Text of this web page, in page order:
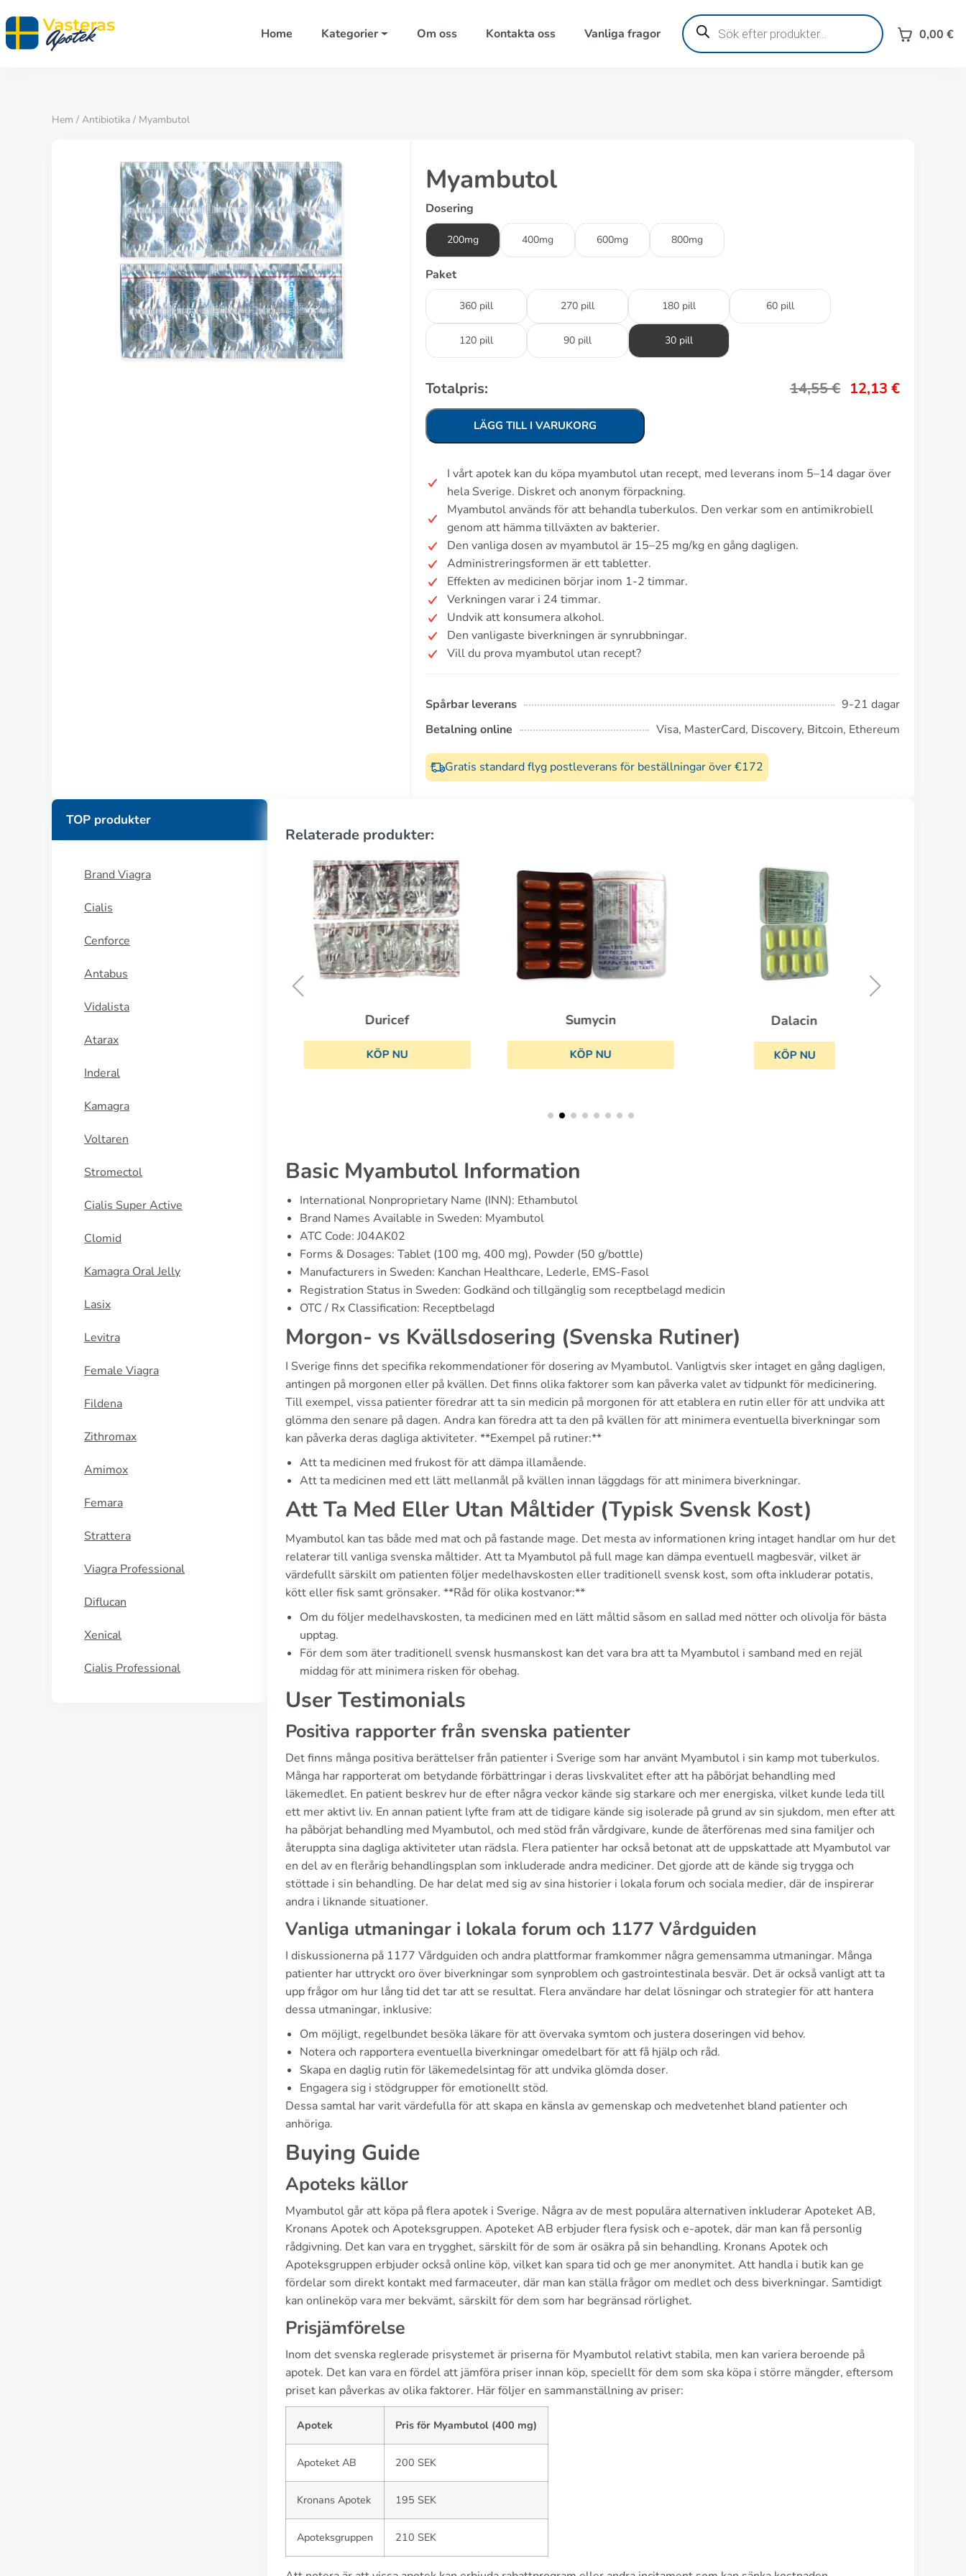
Home Kategorier Om oss Kontakta oss Vanliga fragor
Produktsökning
0,00 €
Hem / Antibiotika / Myambutol
Myambutol
Dosering
200mg 400mg 600mg 800mg
Paket
360 pill 270 pill 180 pill 60 pill
120 pill 90 pill 30 pill
Totalpris: 14,55€ 12,13 €
LÄGG TILL I VARUKORG
I vårt apotek kan du köpa myambutol utan recept, med leverans inom 5–14 dagar över
hela Sverige. Diskret och anonym förpackning.
Myambutol används för att behandla tuberkulos. Den verkar som en antimikrobiell
genom att hämma tillväxten av bakterier.
Den vanliga dosen av myambutol är 15–25 mg/kg en gång dagligen.
Administreringsformen är ett tabletter.
Effekten av medicinen börjar inom 1-2 timmar.
Verkningen varar i 24 timmar.
Undvik att konsumera alkohol.
Den vanligaste biverkningen är synrubbningar.
Vill du prova myambutol utan recept?
Spårbar leverans
9-21 dagar
Betalning online
Visa, MasterCard, Discovery, Bitcoin, Ethereum
Gratis standard flyg postleverans för beställningar över €172
TOP produkter
Brand Viagra
Cialis
Cenforce
Antabus
Vidalista
Atarax
Inderal
Kamagra
Voltaren
Stromectol
Cialis Super Active
Clomid
Kamagra Oral Jelly
Lasix
Levitra
Female Viagra
Fildena
Zithromax
Amimox
Femara
Strattera
Viagra Professional
Diflucan
Xenical
Cialis Professional
Relaterade produkter:
Duricef
KÖP NU
Sumycin
KÖP NU
Dalacin
KÖP NU
Basic Myambutol Information
International Nonproprietary Name (INN): Ethambutol
Brand Names Available in Sweden: Myambutol
ATC Code: J04AK02
Forms & Dosages: Tablet (100 mg, 400 mg), Powder (50 g/bottle)
Manufacturers in Sweden: Kanchan Healthcare, Lederle, EMS-Fasol
Registration Status in Sweden: Godkänd och tillgänglig som receptbelagd medicin
OTC / Rx Classification: Receptbelagd
Morgon- vs Kvällsdosering (Svenska Rutiner)
I Sverige finns det specifika rekommendationer för dosering av Myambutol. Vanligtvis sker intaget en gång dagligen,
antingen på morgonen eller på kvällen. Det finns olika faktorer som kan påverka valet av tidpunkt för medicinering.
Till exempel, vissa patienter föredrar att ta sin medicin på morgonen för att etablera en rutin eller för att undvika att
glömma den senare på dagen. Andra kan föredra att ta den på kvällen för att minimera eventuella biverkningar som
kan påverka deras dagliga aktiviteter. **Exempel på rutiner:**
Att ta medicinen med frukost för att dämpa illamående.
Att ta medicinen med ett lätt mellanmål på kvällen innan läggdags för att minimera biverkningar.
Att Ta Med Eller Utan Måltider (Typisk Svensk Kost)
Myambutol kan tas både med mat och på fastande mage. Det mesta av informationen kring intaget handlar om hur det
relaterar till vanliga svenska måltider. Att ta Myambutol på full mage kan dämpa eventuell magbesvär, vilket är
värdefullt särskilt om patienten följer medelhavskosten eller traditionell svensk kost, som ofta inkluderar potatis,
kött eller fisk samt grönsaker. **Råd för olika kostvanor:**
Om du följer medelhavskosten, ta medicinen med en lätt måltid såsom en sallad med nötter och olivolja för bästa
upptag.
För dem som äter traditionell svensk husmanskost kan det vara bra att ta Myambutol i samband med en rejäl
middag för att minimera risken för obehag.
User Testimonials
Positiva rapporter från svenska patienter
Det finns många positiva berättelser från patienter i Sverige som har använt Myambutol i sin kamp mot tuberkulos.
Många har rapporterat om betydande förbättringar i deras livskvalitet efter att ha påbörjat behandling med
läkemedlet. En patient beskrev hur de efter några veckor kände sig starkare och mer energiska, vilket kunde leda till
ett mer aktivt liv. En annan patient lyfte fram att de tidigare kände sig isolerade på grund av sin sjukdom, men efter att
ha påbörjat behandling med Myambutol, och med stöd från vårdgivare, kunde de återförenas med sina familjer och
återuppta sina dagliga aktiviteter utan rädsla. Flera patienter har också betonat att de uppskattade att Myambutol var
en del av en flerårig behandlingsplan som inkluderade andra mediciner. Det gjorde att de kände sig trygga och
stöttade i sin behandling. De har delat med sig av sina historier i lokala forum och sociala medier, där de inspirerar
andra i liknande situationer.
Vanliga utmaningar i lokala forum och 1177 Vårdguiden
I diskussionerna på 1177 Vårdguiden och andra plattformar framkommer några gemensamma utmaningar. Många
patienter har uttryckt oro över biverkningar som synproblem och gastrointestinala besvär. Det är också vanligt att ta
upp frågor om hur lång tid det tar att se resultat. Flera användare har delat lösningar och strategier för att hantera
dessa utmaningar, inklusive:
Om möjligt, regelbundet besöka läkare för att övervaka symtom och justera doseringen vid behov.
Notera och rapportera eventuella biverkningar omedelbart för att få hjälp och råd.
Skapa en daglig rutin för läkemedelsintag för att undvika glömda doser.
Engagera sig i stödgrupper för emotionellt stöd.
Dessa samtal har varit värdefulla för att skapa en känsla av gemenskap och medvetenhet bland patienter och
anhöriga.
Buying Guide
Apoteks källor
Myambutol går att köpa på flera apotek i Sverige. Några av de mest populära alternativen inkluderar Apoteket AB,
Kronans Apotek och Apoteksgruppen. Apoteket AB erbjuder flera fysisk och e-apotek, där man kan få personlig
rådgivning. Det kan vara en trygghet, särskilt för de som är osäkra på sin behandling. Kronans Apotek och
Apoteksgruppen erbjuder också online köp, vilket kan spara tid och ge mer anonymitet. Att handla i butik kan ge
fördelar som direkt kontakt med farmaceuter, där man kan ställa frågor om medlet och dess biverkningar. Samtidigt
kan onlineköp vara mer bekvämt, särskilt för dem som har begränsad rörlighet.
Prisjämförelse
Inom det svenska reglerade prisystemet är priserna för Myambutol relativt stabila, men kan variera beroende på
apotek. Det kan vara en fördel att jämföra priser innan köp, speciellt för dem som ska köpa i större mängder, eftersom
priset kan påverkas av olika faktorer. Här följer en sammanställning av priser:
Apotek Pris för Myambutol (400 mg)
Apoteket AB 200 SEK
Kronans Apotek 195 SEK
Apoteksgruppen 210 SEK